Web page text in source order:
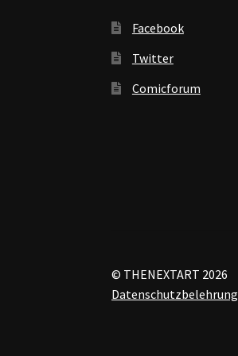
Facebook
Twitter
Comicforum
© THENEXTART 2026
Datenschutzbelehrung